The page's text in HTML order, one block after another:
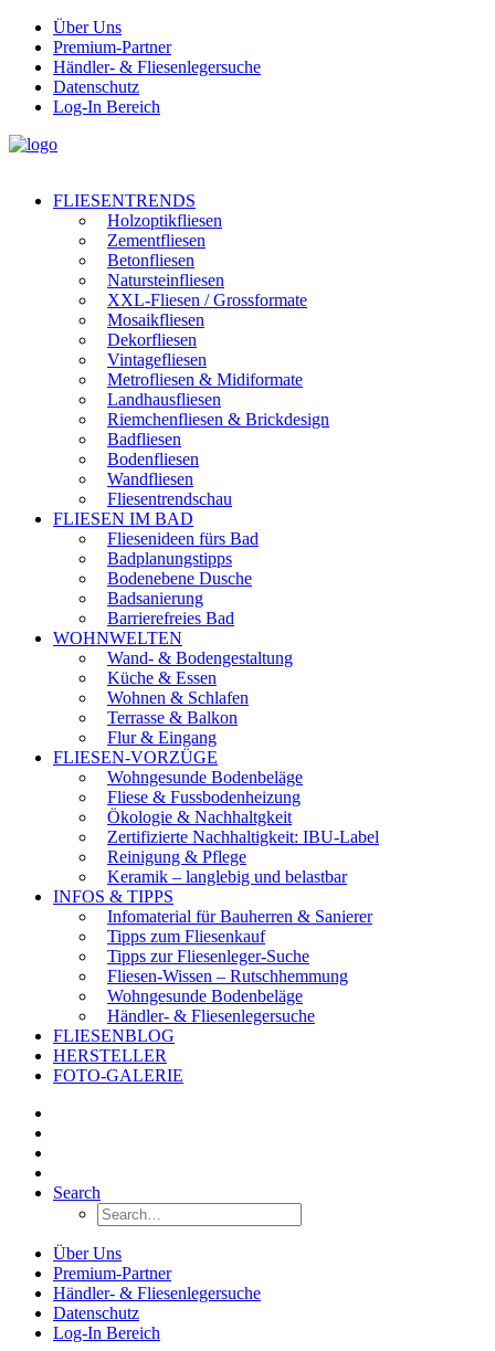
Über Uns
Premium-Partner
Händler- & Fliesenlegersuche
Datenschutz
Log-In Bereich
FLIESENTRENDS
Holzoptikfliesen
Zementfliesen
Betonfliesen
Natursteinfliesen
XXL-Fliesen / Grossformate
Mosaikfliesen
Dekorfliesen
Vintagefliesen
Metrofliesen & Midiformate
Landhausfliesen
Riemchenfliesen & Brickdesign
Badfliesen
Bodenfliesen
Wandfliesen
Fliesentrendschau
FLIESEN IM BAD
Fliesenideen fürs Bad
Badplanungstipps
Bodenebene Dusche
Badsanierung
Barrierefreies Bad
WOHNWELTEN
Wand- & Bodengestaltung
Küche & Essen
Wohnen & Schlafen
Terrasse & Balkon
Flur & Eingang
FLIESEN-VORZÜGE
Wohngesunde Bodenbeläge
Fliese & Fussbodenheizung
Ökologie & Nachhaltgkeit
Zertifizierte Nachhaltigkeit: IBU-Label
Reinigung & Pflege
Keramik – langlebig und belastbar
INFOS & TIPPS
Infomaterial für Bauherren & Sanierer
Tipps zum Fliesenkauf
Tipps zur Fliesenleger-Suche
Fliesen-Wissen – Rutschhemmung
Wohngesunde Bodenbeläge
Händler- & Fliesenlegersuche
FLIESENBLOG
HERSTELLER
FOTO-GALERIE
Search
Über Uns
Premium-Partner
Händler- & Fliesenlegersuche
Datenschutz
Log-In Bereich